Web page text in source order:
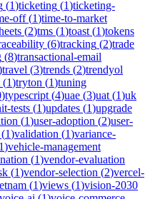
(1)ticketing (1)ticketing-
off(1)time-to-market
(2)tms (1)toast (1)tokens
(6)tracking (2)trade
(8)transactional-email
travel (3)trends (2)trendyol
(1)tryton (1)tuning
)typescript (4)uae (3)uat (1)uk
tests (1)updates (1)upgrade
(1)user-adoption (2)user-
(1)validation (1)variance-
1)vehicle-management
(1)vendor-evaluation
(1)vendor-selection (2)vercel-
(1)views (1)vision-2030